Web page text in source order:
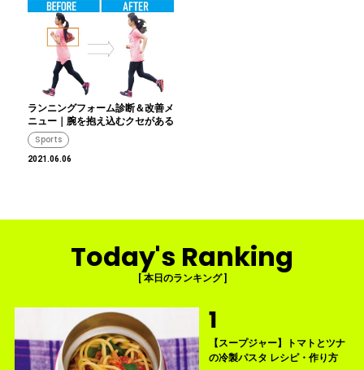
ランニングフォーム診断＆改善メ
ニュー｜腕を抱え込むクセがある
Sports
2021.06.06
Today's Ranking
[ 本日のランキング ]
【スープジャー】トマトとツナ
の冷製パスタ レシピ・作り方